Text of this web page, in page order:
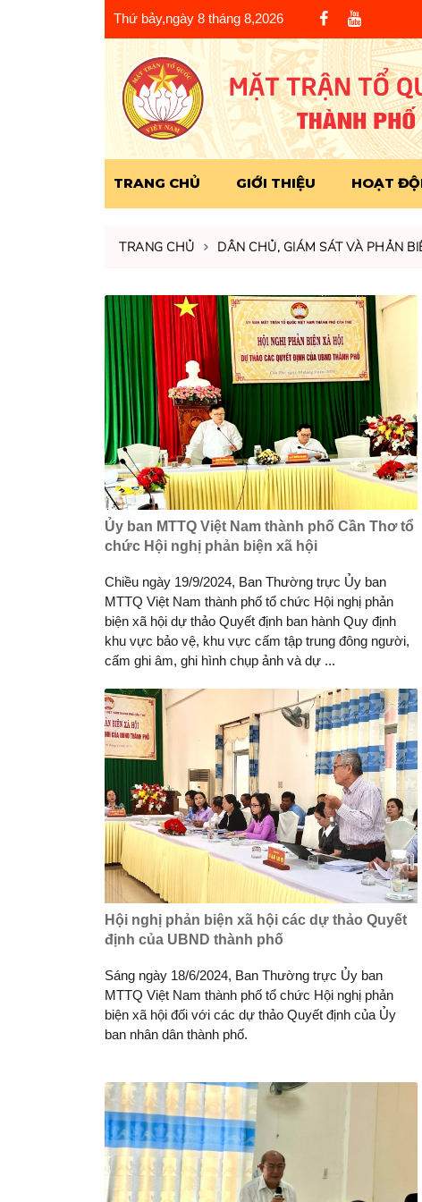
Thứ bảy,ngày 8 tháng 8,2026
TRANG CHỦ GIỚI THIỆU HOẠT
TRANG CHỦ DÂN CHỦ, GIÁM SÁT VÀ PHẢN
Ủy ban MTTQ Việt Nam thành phố Cần Thơ tổ
chức Hội nghị phản biện xã hội
Chiều ngày 19/9/2024, Ban Thường trực Ủy ban
MTTQ Việt Nam thành phố tổ chức Hội nghị phản
biện xã hội dự thảo Quyết định ban hành Quy định
khu vực bảo vệ, khu vực cấm tập trung đông người,
cấm ghi âm, ghi hình chụp ảnh và dự ...
Hội nghị phản biện xã hội các dự thảo Quyết
định của UBND thành phố
Sáng ngày 18/6/2024, Ban Thường trực Ủy ban
MTTQ Việt Nam thành phố tổ chức Hội nghị phản
biện xã hội đối với các dự thảo Quyết định của Ủy
ban nhân dân thành phố.